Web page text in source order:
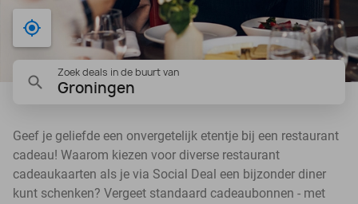
Bij mij in de buurt
Zoek deals in de buurt van
Groningen
Geef je geliefde een onvergetelijk etentje bij een restaurant
cadeau! Waarom kiezen voor diverse restaurant
cadeaukaarten als je via Social Deal een bijzonder diner
kunt schenken? Vergeet standaard cadeaubonnen - met